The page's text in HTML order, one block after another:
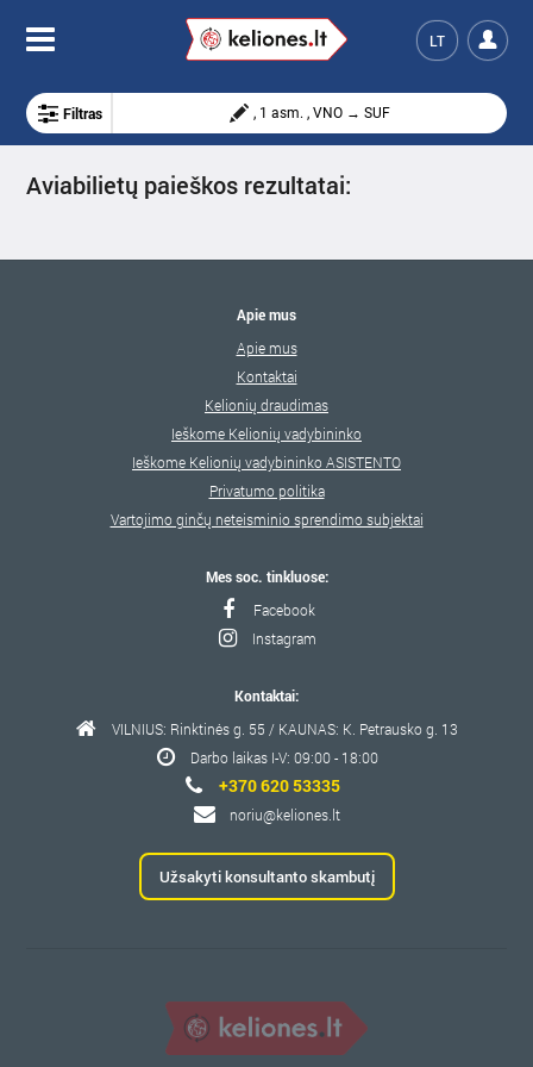
LT
Filtras , 1 asm. , VNO → SUF
Aviabilietų paieškos rezultatai:
Apie mus
Apie mus
Kontaktai
Kelionių draudimas
Ieškome Kelionių vadybininko
Ieškome Kelionių vadybininko ASISTENTO
Privatumo politika
Vartojimo ginčų neteisminio sprendimo subjektai
Mes soc. tinkluose:
Facebook
Instagram
Kontaktai:
VILNIUS: Rinktinės g. 55 / KAUNAS: K. Petrausko g. 13
Darbo laikas I-V: 09:00 - 18:00
+370 620 53335
noriu@keliones.lt
Užsakyti konsultanto skambutį